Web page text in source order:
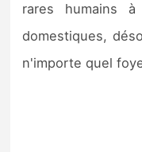
rares humains
domestiques,
n'importe quel